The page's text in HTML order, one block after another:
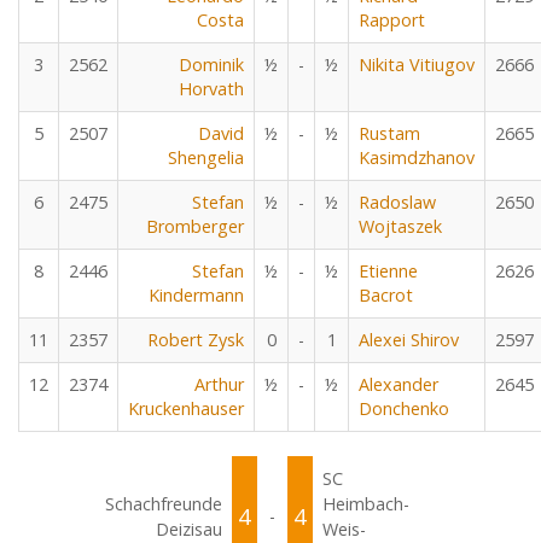
Costa
Rapport
3 2562
Dominik
Horvath
½ - ½ Nikita Vitiugov 2666
5 2507
David
Shengelia
½ - ½
Rustam
Kasimdzhanov
2665
6 2475
Stefan
Bromberger
½ - ½
Radoslaw
Wojtaszek
2650
8 2446
Stefan
Kindermann
½ - ½
Etienne
Bacrot
2626
11 2357 Robert Zysk 0 - 1 Alexei Shirov
2597
12
2374
Arthur
Kruckenhauser
½ - ½
Alexander
Donchenko
2645
Schachfreunde
Deizisau
4 - 4
SC
Heimbach-
Weis-